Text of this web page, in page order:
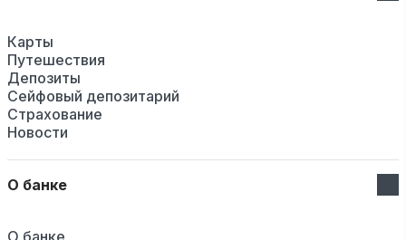
Карты
Путешествия
Депозиты
Сейфовый депозитарий
Страхование
Новости
О банке
О банке